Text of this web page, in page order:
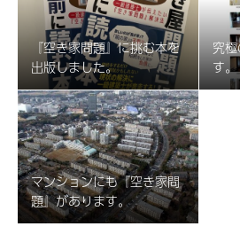
『空き家問題』に挑む本を
出版しました。
究
す。
マンションにも『空き家問
題』があります。